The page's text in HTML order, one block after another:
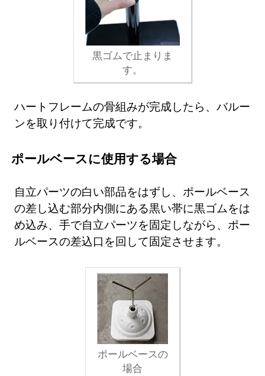
黒ゴムで止まりま
す。
ハートフレームの骨組みが完成したら、バルー
ンを取り付けて完成です。
ポールベースに使用する場合
自立パーツの白い部品をはずし、ポールベース
の差し込む部分内側にある黒い帯に黒ゴムをは
め込み、手で自立パーツを固定しながら、ポー
ルベースの差込口を回して固定させます。
ポールベースの
場合